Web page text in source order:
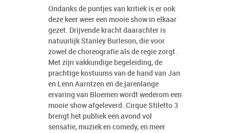
Ondanks de puntjes van kritiek is er ook
deze keer weer een mooie show in elkaar
gezet. Drijvende kracht daarachter is
natuurlijk Stanley Burleson, die voor
zowel de choreografie als de regie zorgt.
Met zijn vakkundige begeleiding, de
prachtige kostuums van de hand van Jan
en Lenn Aarntzen en de jarenlange
ervaring van Bloemen wordt wederom een
mooie show afgeleverd. Cirque Stiletto 3
brengt het publiek een avond vol
sensatie, muziek en comedy, en meer